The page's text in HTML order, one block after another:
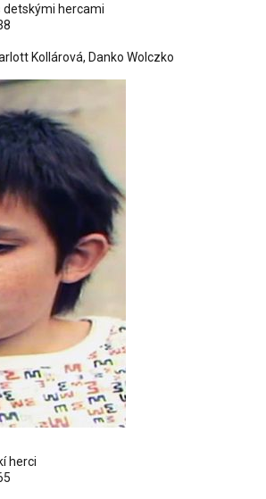
detskými hercami
Kollárová, Danko Wolczko
herci